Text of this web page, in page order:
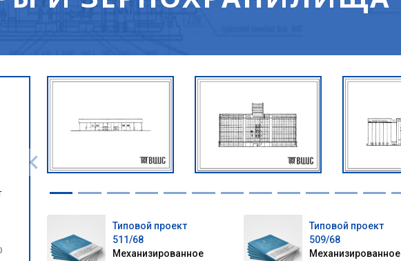
)
Типовой проект
511/68
Механизированное
Типовой проект
509/68
Механизированное